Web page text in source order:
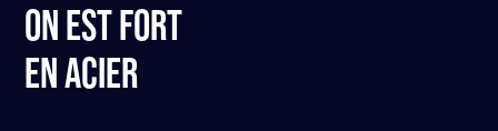
ON EST FORT
EN ACIER